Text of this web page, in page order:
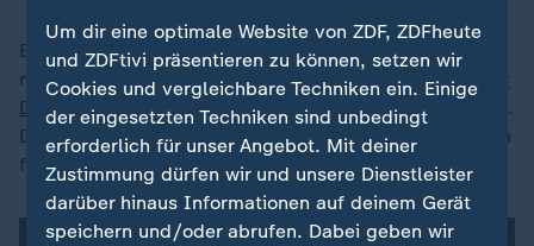
Egal, wie der Baum entsorgt wird: Christbäume
müssen komplett abgeschmückt und frei vonjeglicher
Dekoration
sein, betonen die Entsorgungsunternehmen.
Dies gilt für Lametta undChristbaumkugeln
, aber auch
für Kunstschnee oder Glitzerspray.
Um dir eine optimale Website von ZDF, ZDFheute
und ZDFtivi präsentieren zu können, setzen wir
Cookies und vergleichbare Techniken ein. Einige
der eingesetzten Techniken sind unbedingt
erforderlich für unser Angebot. Mit deiner
Zustimmung dürfen wir und unsere Dienstleister
darüber hinaus Informationen auf deinem Gerät
speichern und/oder abrufen. Dabei geben wir